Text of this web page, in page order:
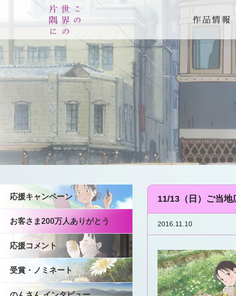
11/13（日）ご当
2016.11.10
応援キャンペーン
お客さま200万人ありがとう
応援コメント
受賞・ノミネート